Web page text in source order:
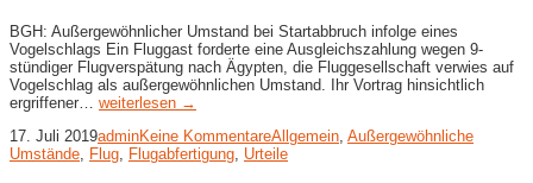
BGH: Außergewöhnlicher Umstand bei Startabbruch infolge eines
Vogelschlags Ein Fluggast forderte eine Ausgleichszahlung wegen 9-
stündiger Flugverspätung nach Ägypten, die Fluggesellschaft verwies auf
Vogelschlag als außergewöhnlichen Umstand. Ihr Vortrag hinsichtlich
ergriffener… weiterlesen →
17. Juli 2019adminKeine KommentareAllgemein Außergewöhnliche
Umstände
Flug Flugabfertigung Urteile